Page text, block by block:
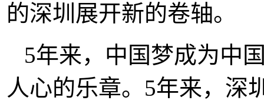
的深圳展开新的卷轴。
5年来，中国梦成为中
人心的乐章。5年来，深